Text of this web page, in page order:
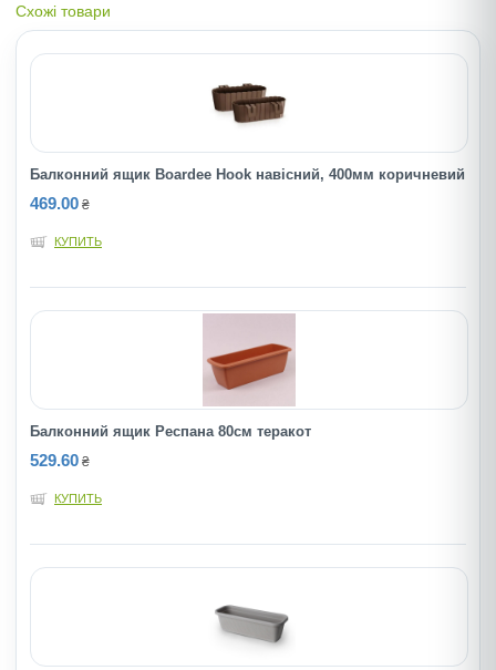
Схожі товари
Балконний ящик Boardee Hook навісний, 400мм коричневий
469.00 ₴
КУПИТЬ
Балконний ящик Респана 80см теракот
529.60 ₴
КУПИТЬ